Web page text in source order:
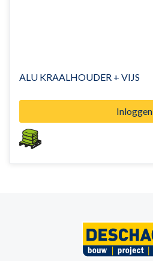
ALU KRAALHOUDER + VIJS
Inloggen